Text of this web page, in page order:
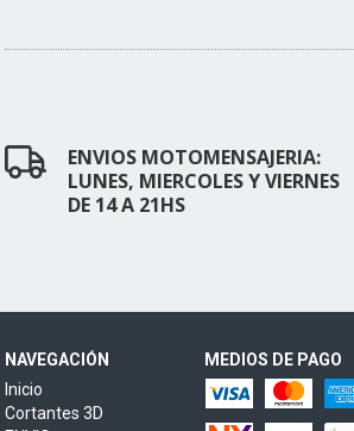
ENVIOS MOTOMENSAJERIA:
LUNES, MIERCOLES Y VIERNES
DE 14 A 21HS
NAVEGACIÓN
Inicio
Cortantes 3D
MEDIOS DE PAGO